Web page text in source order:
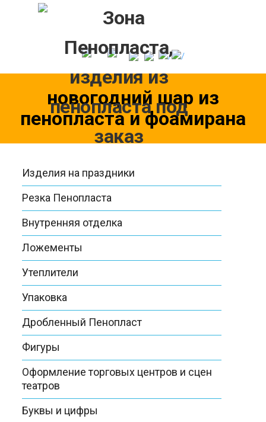
новогодний шар из
пенопласта и фоамирана
Изделия на праздники
Резка Пенопласта
Внутренняя отделка
Ложементы
Утеплители
Упаковка
Дробленный Пенопласт
Фигуры
Оформление торговых центров и сцен
театров
Буквы и цифры